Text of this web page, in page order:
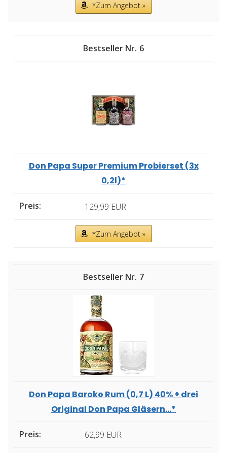
*Zum Angebot »
6
Don Papa Super Premium Probierset (3x
0,2l)*
129,99 EUR
*Zum Angebot »
7
Don Papa Baroko Rum (0,7 L) 40% + drei
Original Don Papa Gläsern...*
62,99 EUR